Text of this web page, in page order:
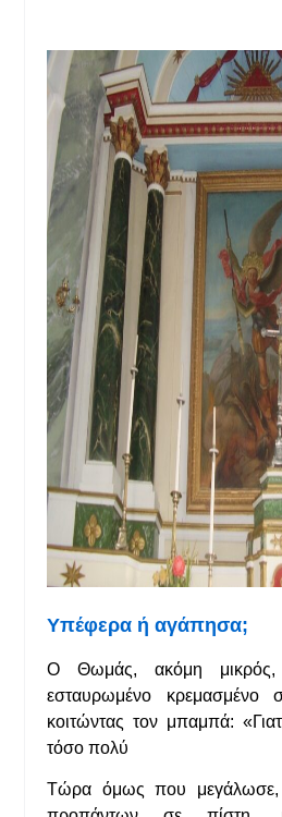
Υπέφερα ήαγάπησα;
Ο Θωμάς, ακόμη μικρός,
εσταυρωμένο κρεμασμένο
κοιτώντας τον μπαμπά:
τόσο πολύ
Τώρα όμως που μεγάλωσε,